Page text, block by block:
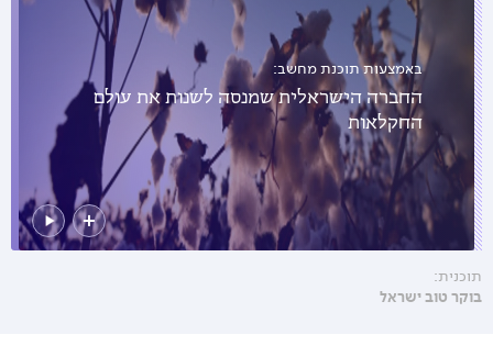
באמצעות תוכנת מחשב:
החברה הישראלית שמנסה לשנות את עולם
החקלאות
תוכנית:
בוקר טוב ישראל